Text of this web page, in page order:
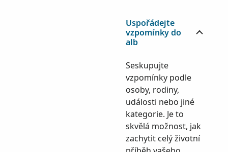
Uspořádejte
vzpomínky do
alb
Seskupujte
vzpomínky podle
osoby, rodiny,
události nebo jiné
kategorie. Je to
skvělá možnost, jak
zachytit celý životní